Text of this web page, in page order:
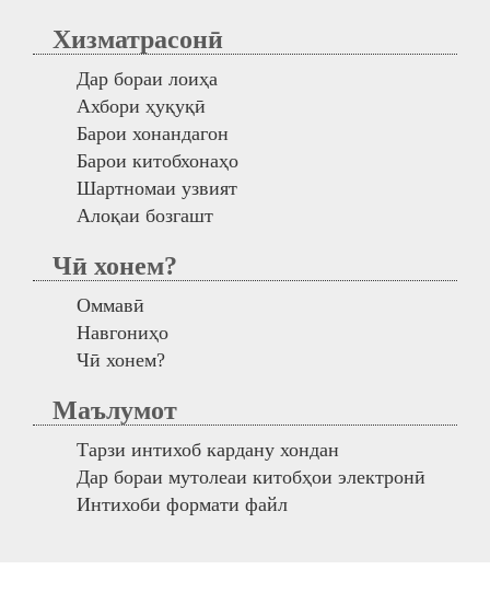
Хизматрасонӣ
Дар бораи лоиҳа
Ахбори ҳуқуқӣ
Барои хонандагон
Барои китобхонаҳо
Шартномаи узвият
Алоқаи бозгашт
Чӣ хонем?
Оммавӣ
Навгониҳо
Чӣ хонем?
Маълумот
Тарзи интихоб кардану хондан
Дар бораи мутолеаи китобҳои электронӣ
Интихоби формати файл